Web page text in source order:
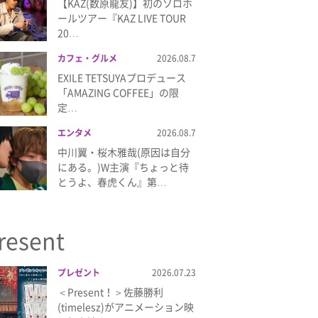
【KAZ(数原龍友)】初のソロホ
ールツアー『KAZ LIVE TOUR
20…
カフェ・グルメ 2026.08.7
EXILE TETSUYAプロデュース
「AMAZING COFFEE」の限
定…
エンタメ 2026.08.7
中川翼・桜木雅哉(原因は自分
にある。)W主演『ちょっと待
とうよ、春虎くん』第…
プレゼント 2026.07.23
＜Present！＞佐藤勝利
(timelesz)がアニメーション映